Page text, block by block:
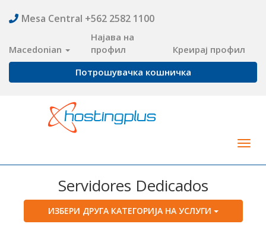
Mesa Central +562 2582 1100
Macedonian
Најава на
профил
Креирај профил
Потрошувачка кошничка
Servidores Dedicados
ИЗБЕРИ ДРУГА КАТЕГОРИЈА НА УСЛУГИ